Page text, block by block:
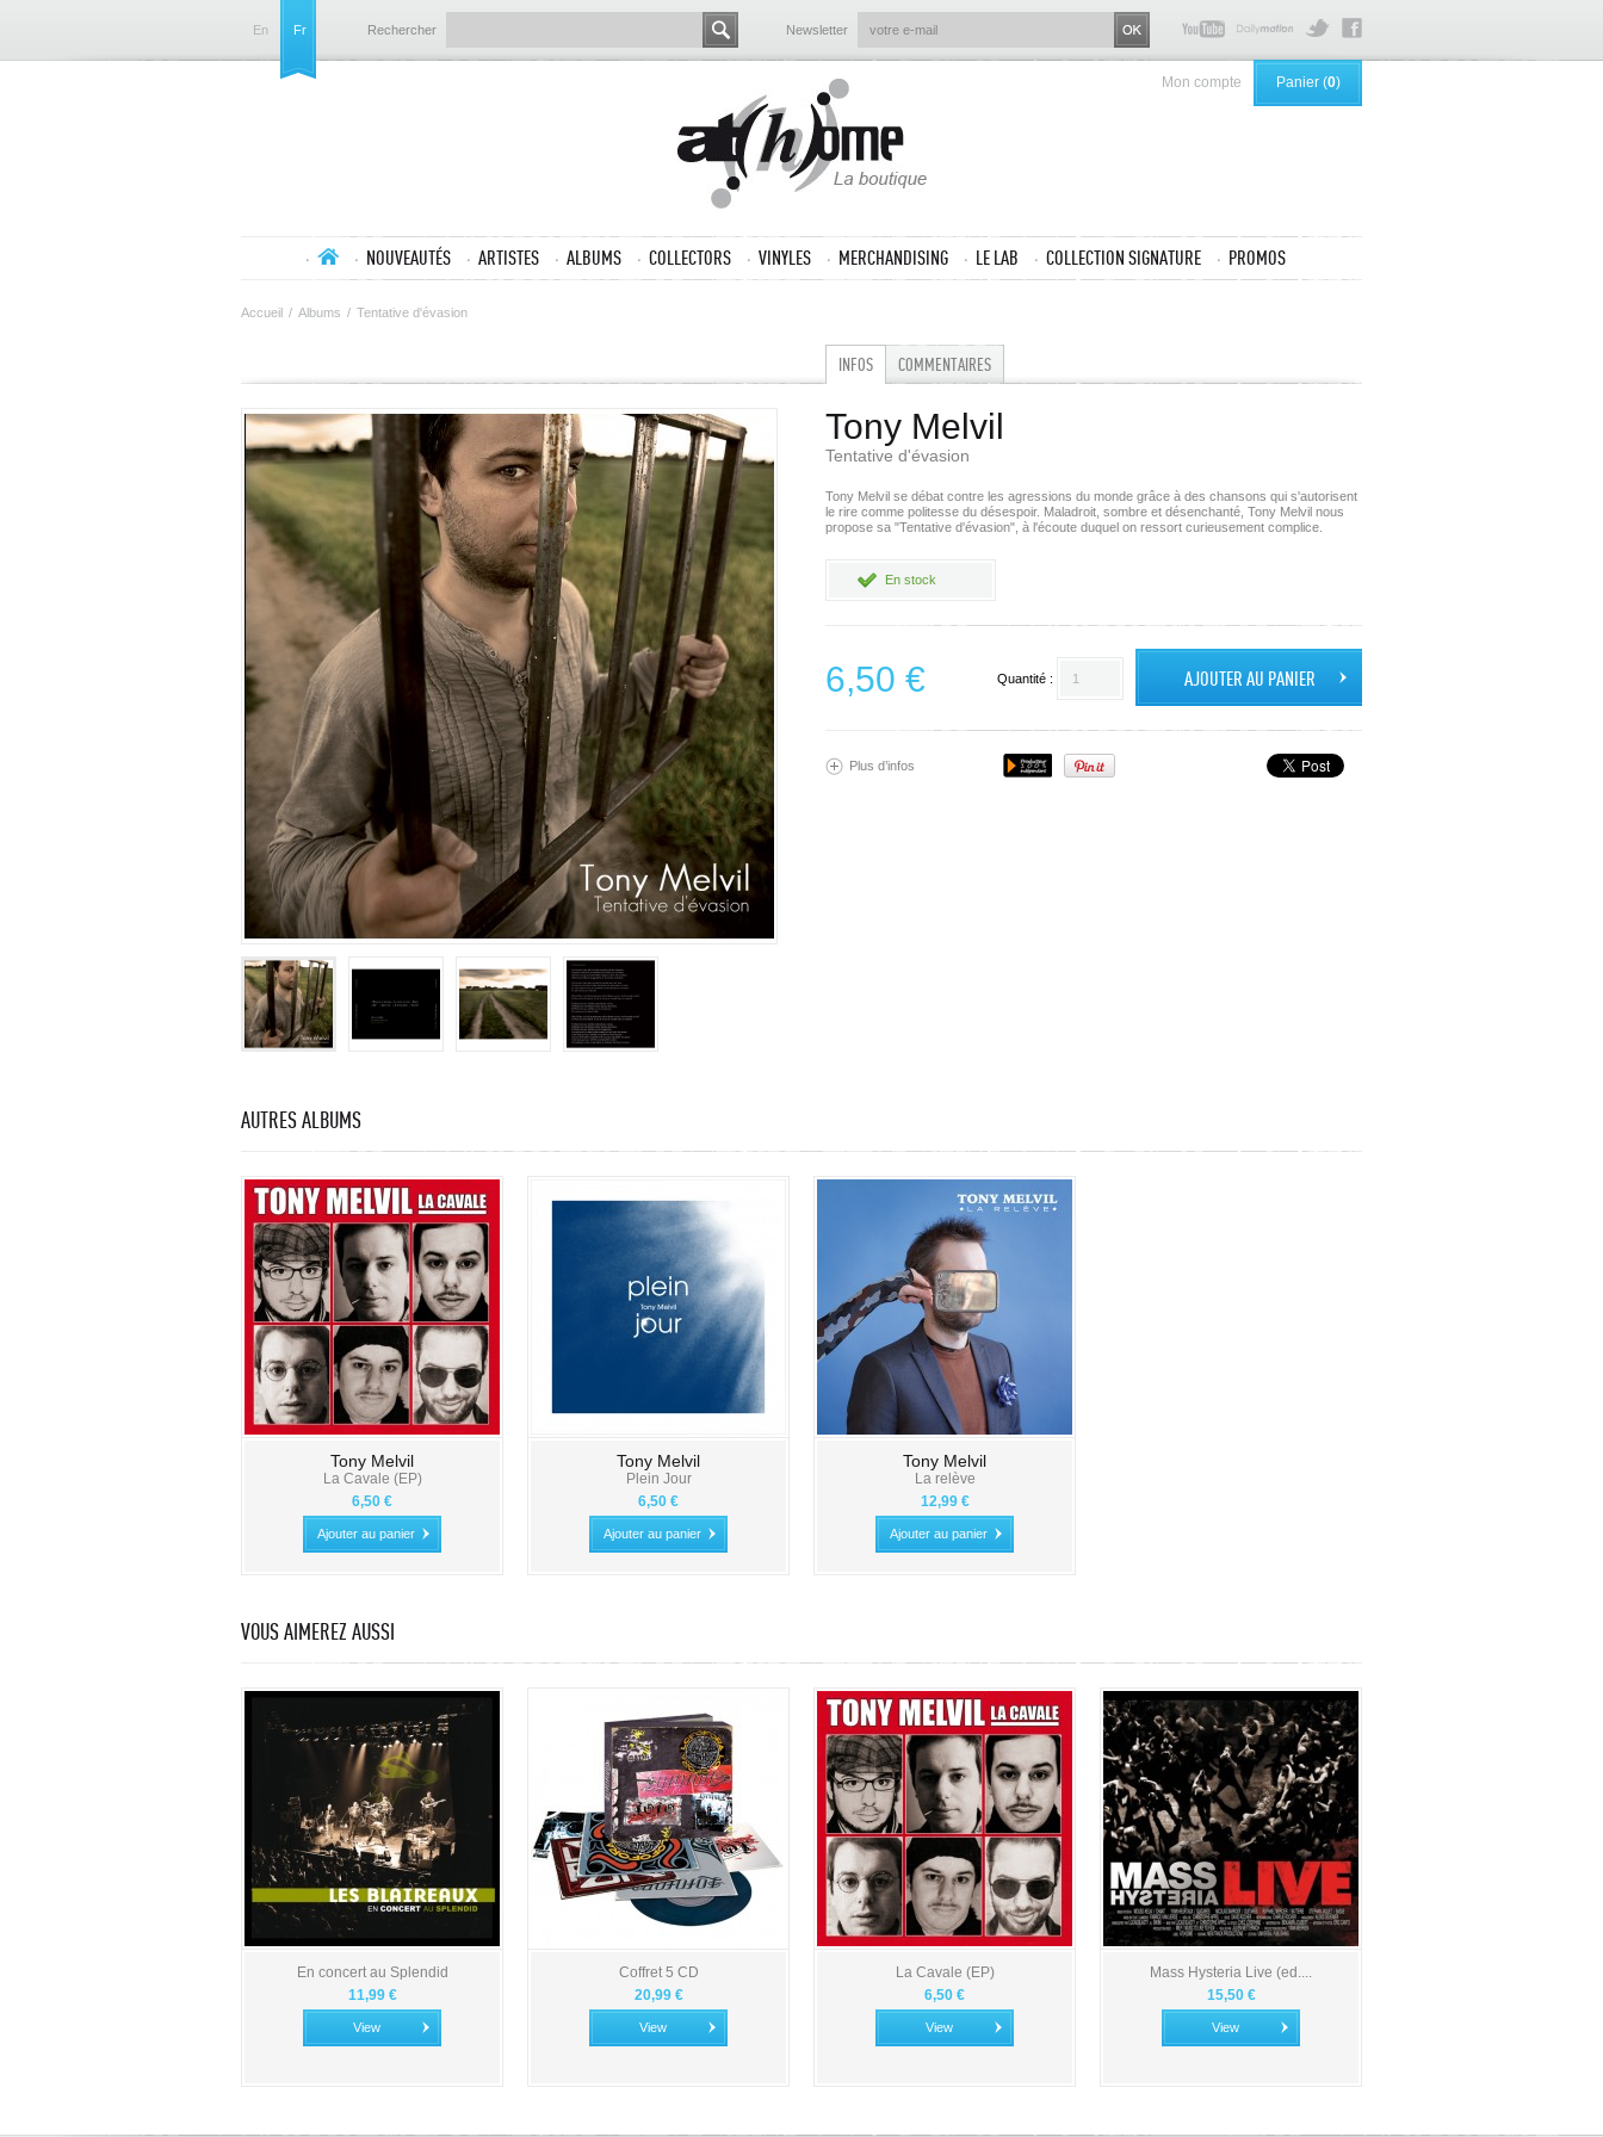
En Fr Rechercher Newsletter
Mon compte Panier (0)
NOUVEAUTÉS ARTISTES ALBUMS COLLECTORS VINYLES MERCHANDISING LE LAB COLLECTION SIGNATURE PROMOS
Accueil / Albums / Tentative d'évasion
INFOS COMMENTAIRES
Tony Melvil
Tentative d'évasion
Tony Melvil se débat contre les agressions du monde grâce à des chansons qui s'autorisent
le rire comme politesse du désespoir. Maladroit, sombre et désenchanté, Tony Melvil nous
propose sa "Tentative d'évasion", à l'écoute duquel on ressort curieusement complice.
En stock
Quantité :
6,50 €
Plus d’infos
AUTRES ALBUMS
Tony Melvil
La Cavale (EP)
6,50 €
Ajouter au panier
Tony Melvil
Plein Jour
6,50 €
Ajouter au panier
Tony Melvil
La relève
12,99 €
Ajouter au panier
VOUS AIMEREZ AUSSI
En concert au Splendid
11,99 €
View
Coffret 5 CD
20,99 €
View
La Cavale (EP)
6,50 €
View
Mass Hysteria Live (ed....
15,50 €
View